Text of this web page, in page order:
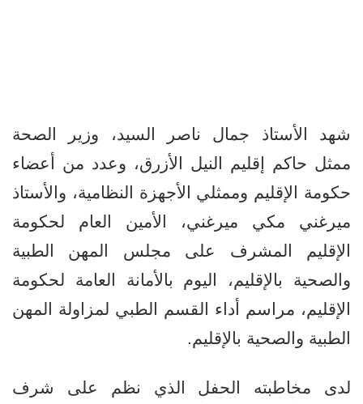
شهد الأستاذ جمال ناصر السيد، وزير الصحة
ممثل حاكم إقليم النيل الأزرق، وعدد من أعضاء
حكومة الإقليم وممثلي الأجهزة النظامية، والأستاذ
ميرغني مكي ميرغني، الأمين العام لحكومة
الإقليم المشرف على مجلس المهن الطبية
والصحية بالإقليم، اليوم بالأمانة العامة لحكومة
الإقليم، مراسم أداء القسم الطبي لمزاولة المهن
الطبية والصحية بالإقليم.
لدى مخاطبته الحفل الذي نظم على شرف